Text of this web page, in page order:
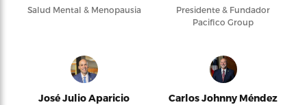
Salud Mental & Menopausia
Presidente & Fundador
Pacifico Group
José Julio Aparicio
Carlos Johnny Méndez